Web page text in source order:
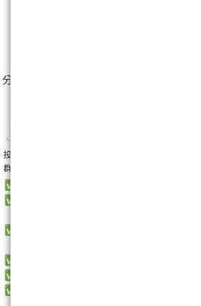
分享至：
投資美股，現在多了一個新選擇，
群益槓桿美股 CFD 讓你更靈活！